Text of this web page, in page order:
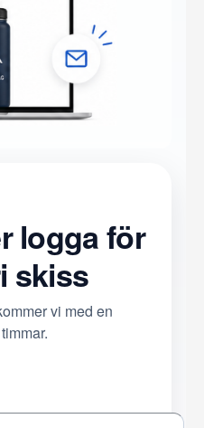
logga för
skiss
vi med en